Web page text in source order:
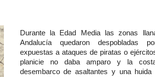
Durante la Edad Media las zonas
Andalucía quedaron despobladas
expuestas a ataques de piratas o
planicie no daba amparo y la
desembarco de asaltantes y una